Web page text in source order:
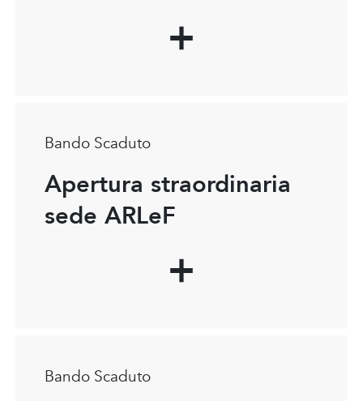
Bando Scaduto
Apertura straordinaria
sede ARLeF
Bando Scaduto